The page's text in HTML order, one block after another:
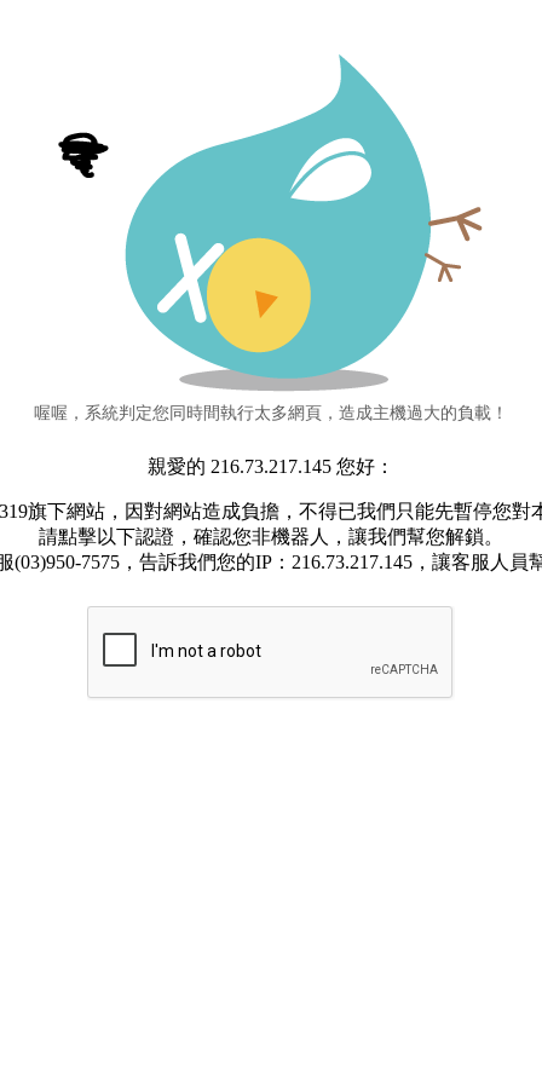
喔喔，系統判定您同時間執行太多網頁，造成主機過大的負載！
親愛的 216.73.217.145 您好：
旗下網站，因對網站造成負擔，不得已我們只能先暫停您對
請點擊以下認證，確認您非機器人，讓我們幫您解鎖。
(03)950-7575，告訴我們您的IP：216.73.217.145，讓客服人員